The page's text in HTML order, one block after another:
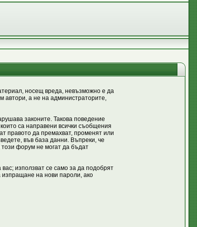
носещ вреда, невъзможно е да
автори, а не на администраторите,
законите. Такова поведение
са направени всички съобщения
правото да премахват, променят или
във база данни. Въпреки, че
форум не могат да бъдат
използват се само за да подобрят
на нови пароли, ако